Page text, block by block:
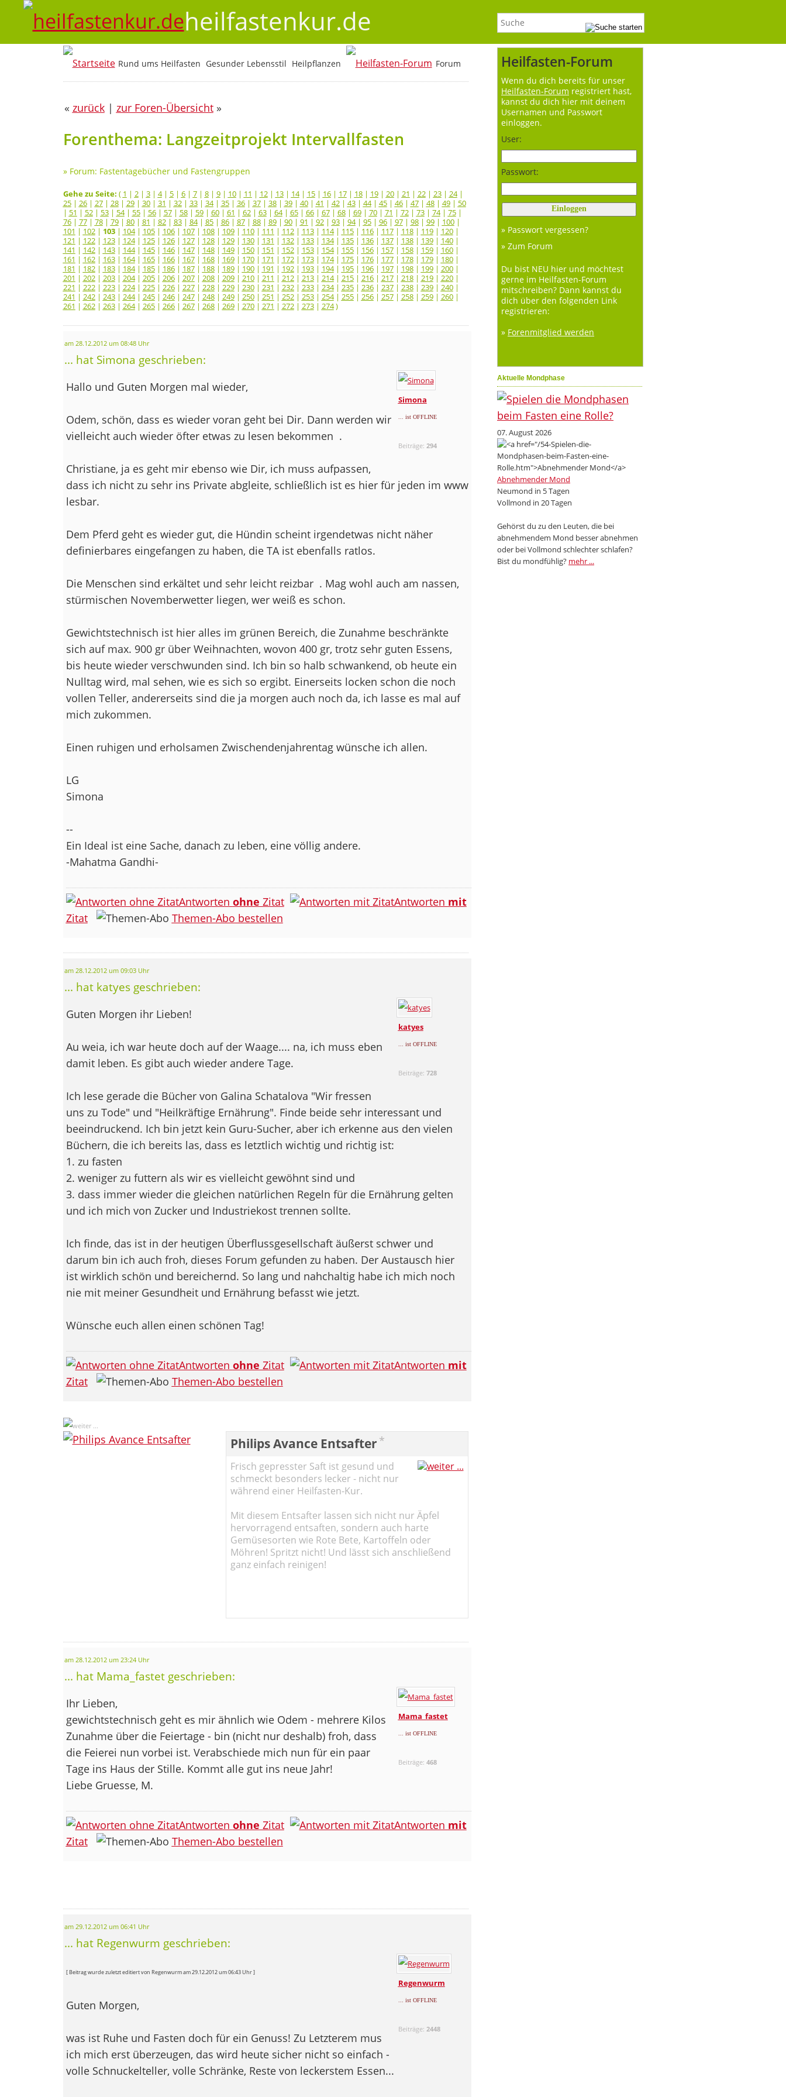
heilfastenkur.de
Heilfasten-Forum
Wenn du dich bereits für unser
Heilfasten-Forum registriert hast,
kannst du dich hier mit deinem
Usernamen und Passwort
einloggen.
User:
Passwort:
» Passwort vergessen?
» Zum Forum
Du bist NEU hier und möchtest
gerne im Heilfasten-Forum
mitschreiben? Dann kannst du
dich über den folgenden Link
registrieren:
» Forenmitglied werden
Aktuelle Mondphase
07. August 2026
Abnehmender Mond
Neumond in 5 Tagen
Vollmond in 20 Tagen
Gehörst du zu den Leuten, die bei
abnehmendem Mond besser abnehmen
oder bei Vollmond schlechter schlafen?
Bist du mondfühlig? mehr ...
Rund ums Heilfasten Gesunder Lebensstil Heilpflanzen Forum
« zurück| zur Foren-Übersicht»
Forenthema: Langzeitprojekt Intervallfasten
» Forum: Fastentagebücher und Fastengruppen
Gehe zu Seite: ( 1 | 2| 3| 4| 5| 6| 7| 8| 9| 10| 11 | 12| 13| 14| 15| 16| 17| 18| 19| 20| 21 | 22| 23| 24|
25| 26| 27| 28| 29| 30| 31 | 32| 33| 34| 35| 36| 37| 38| 39| 40| 41 | 42| 43| 44| 45| 46| 47| 48| 49| 50
| 51 | 52| 53| 54| 55| 56| 57| 58| 59| 60| 61 | 62| 63| 64| 65| 66| 67| 68| 69| 70| 71 | 72| 73| 74| 75|
76| 77| 78| 79| 80| 81 | 82| 83| 84| 85| 86| 87| 88| 89| 90| 91 | 92| 93| 94| 95| 96| 97| 98| 99| 100|
101 | 102| 103| 104| 105| 106| 107| 108| 109| 110| 111 | 112| 113| 114| 115| 116| 117| 118| 119| 120|
121 | 122| 123| 124| 125| 126| 127| 128| 129| 130| 131 | 132| 133| 134| 135| 136| 137| 138| 139| 140|
141 | 142| 143| 144| 145| 146| 147| 148| 149| 150| 151 | 152| 153| 154| 155| 156| 157| 158| 159| 160|
161 | 162| 163| 164| 165| 166| 167| 168| 169| 170| 171 | 172| 173| 174| 175| 176| 177| 178| 179| 180|
181 | 182| 183| 184| 185| 186| 187| 188| 189| 190| 191 | 192| 193| 194| 195| 196| 197| 198| 199| 200|
201 | 202| 203| 204| 205| 206| 207| 208| 209| 210| 211 | 212| 213| 214| 215| 216| 217| 218| 219| 220|
221 | 222| 223| 224| 225| 226| 227| 228| 229| 230| 231 | 232| 233| 234| 235| 236| 237| 238| 239| 240|
241 | 242| 243| 244| 245| 246| 247| 248| 249| 250| 251 | 252| 253| 254| 255| 256| 257| 258| 259| 260|
261 | 262| 263| 264| 265| 266| 267| 268| 269| 270| 271 | 272| 273| 274)
am 28.12.2012 um 08:48 Uhr
... hat Simona geschrieben:
Simona
... ist OFFLINE
Beiträge: 294
Hallo und Guten Morgen mal wieder,
Odem, schön, dass es wieder voran geht bei Dir. Dann werden wir
vielleicht auch wieder öfter etwas zu lesen bekommen .
Christiane, ja es geht mir ebenso wie Dir, ich muss aufpassen,
dass ich nicht zu sehr ins Private abgleite, schließlich ist es hier für jeden im www
lesbar.
Dem Pferd geht es wieder gut, die Hündin scheint irgendetwas nicht näher
definierbares eingefangen zu haben, die TA ist ebenfalls ratlos.
Die Menschen sind erkältet und sehr leicht reizbar . Mag wohl auch am nassen,
stürmischen Novemberwetter liegen, wer weiß es schon.
Gewichtstechnisch ist hier alles im grünen Bereich, die Zunahme beschränkte
sich auf max. 900 gr über Weihnachten, wovon 400 gr, trotz sehr guten Essens,
bis heute wieder verschwunden sind. Ich bin so halb schwankend, ob heute ein
Nulltag wird, mal sehen, wie es sich so ergibt. Einerseits locken schon die noch
vollen Teller, andererseits sind die ja morgen auch noch da, ich lasse es mal auf
mich zukommen.
Einen ruhigen und erholsamen Zwischendenjahrentag wünsche ich allen.
LG
Simona
--
Ein Ideal ist eine Sache, danach zu leben, eine völlig andere.
-Mahatma Gandhi-
Antworten ohne Zitat Antworten mit
Zitat
Themen-Abo bestellen
am 28.12.2012 um 09:03 Uhr
... hat katyes geschrieben:
katyes
... ist OFFLINE
Beiträge: 728
Guten Morgen ihr Lieben!
Au weia, ich war heute doch auf der Waage.... na, ich muss eben
damit leben. Es gibt auch wieder andere Tage.
Ich lese gerade die Bücher von Galina Schatalova "Wir fressen
uns zu Tode" und "Heilkräftige Ernährung". Finde beide sehr interessant und
beeindruckend. Ich bin jetzt kein Guru-Sucher, aber ich erkenne aus den vielen
Büchern, die ich bereits las, dass es letztlich wichtig und richtig ist:
1. zu fasten
2. weniger zu futtern als wir es vielleicht gewöhnt sind und
3. dass immer wieder die gleichen natürlichen Regeln für die Ernährung gelten
und ich mich von Zucker und Industriekost trennen sollte.
Ich finde, das ist in der heutigen Überflussgesellschaft äußerst schwer und
darum bin ich auch froh, dieses Forum gefunden zu haben. Der Austausch hier
ist wirklich schön und bereichernd. So lang und nahchaltig habe ich mich noch
nie mit meiner Gesundheit und Ernährung befasst wie jetzt.
Wünsche euch allen einen schönen Tag!
Antworten ohne Zitat Antworten mit
Zitat
Themen-Abo bestellen
Philips Avance Entsafter *
Frisch gepresster Saft ist gesund und
schmeckt besonders lecker - nicht nur
während einer Heilfasten-Kur.
Mit diesem Entsafter lassen sich nicht nur Äpfel
hervorragend entsaften, sondern auch harte
Gemüsesorten wie Rote Bete, Kartoffeln oder
Möhren! Spritzt nicht! Und lässt sich anschließend
ganz einfach reinigen!
am 28.12.2012 um 23:24 Uhr
... hat Mama_fastet geschrieben:
Mama_fastet
... ist OFFLINE
Beiträge: 468
Ihr Lieben,
gewichtstechnisch geht es mir ähnlich wie Odem - mehrere Kilos
Zunahme über die Feiertage - bin (nicht nur deshalb) froh, dass
die Feierei nun vorbei ist. Verabschiede mich nun für ein paar
Tage ins Haus der Stille. Kommt alle gut ins neue Jahr!
Liebe Gruesse, M.
Antworten ohne Zitat Antworten mit
Zitat
Themen-Abo bestellen
am 29.12.2012 um 06:41 Uhr
... hat Regenwurm geschrieben:
Regenwurm
... ist OFFLINE
Beiträge: 2448
[ Beitrag wurde zuletzt editiert von Regenwurm am 29.12.2012 um 06:43 Uhr ]
Guten Morgen,
was ist Ruhe und Fasten doch für ein Genuss! Zu Letzterem mus
ich mich erst überzeugen, das wird heute sicher nicht so einfach -
volle Schnuckelteller, volle Schränke, Reste von leckerstem Essen...